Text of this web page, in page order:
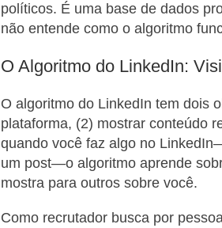
políticos. É uma base de dados
não entende como o algoritmo
O Algoritmo do LinkedIn:
O algoritmo do LinkedIn tem dois
plataforma, (2) mostrar conteúdo
quando você faz algo no
um post—o algoritmo aprende
mostra para outros sobre você.
Como recrutador busca por